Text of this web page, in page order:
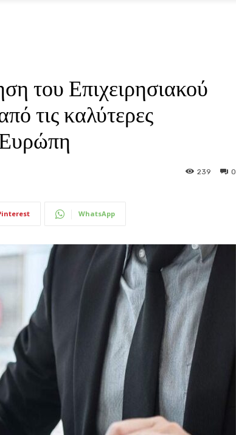
του Επιχειρησιακού
τις καλύτερες
Ευρώπη
0
239
WhatsApp